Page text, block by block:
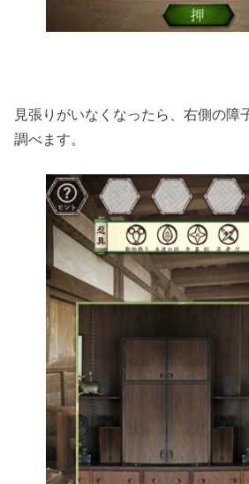
見張りがいなくなったら、右側の障
調べます。